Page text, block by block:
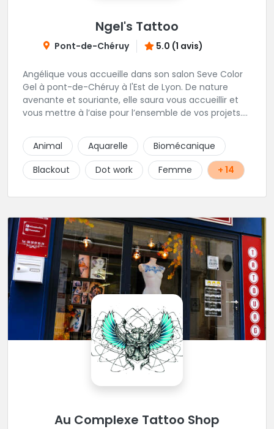
Ngel's Tattoo
Pont-de-Chéruy 5.0 (1 avis)
Angélique vous accueille dans son salon Seve Color
Gel à pont-de-Chéruy à l'Est de Lyon. De nature
avenante et souriante, elle saura vous accueillir et
vous mettre à l’aise pour l’ensemble de vos projets.
tatouages allant des calligraphies, motifs floraux au
réalisme.
Animal Aquarelle
Biomécanique
Blackout
Dot work Femme + 14
Au Complexe Tattoo Shop